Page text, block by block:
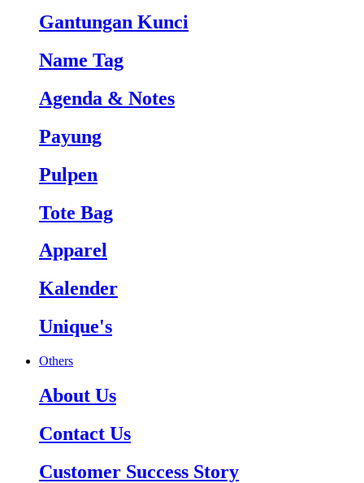
Gantungan Kunci
Name Tag
Agenda & Notes
Payung
Pulpen
Tote Bag
Apparel
Kalender
Unique's
Others
About Us
Contact Us
Customer Success Story